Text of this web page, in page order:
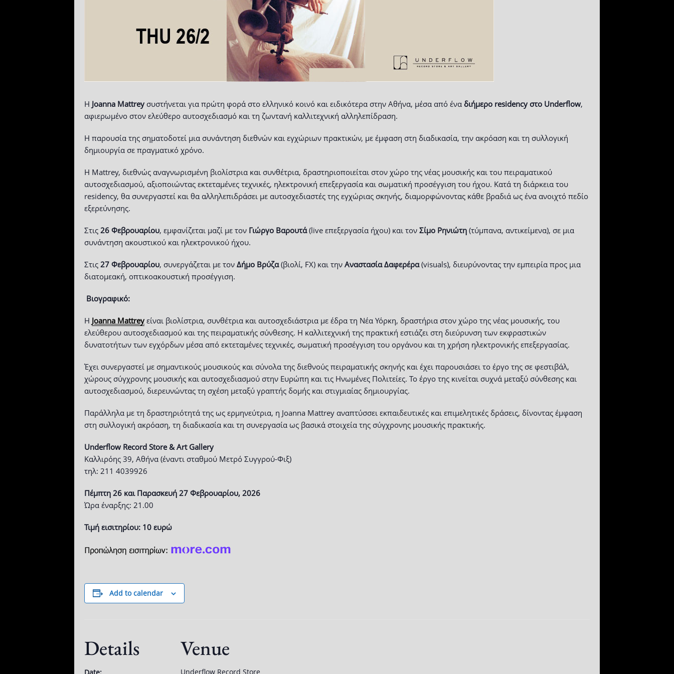
Η Joanna Mattreyσυστήνεται για πρώτη φορά στο ελληνικό κοινό και ειδικότερα στην Αθήνα, μέσα από ένα διήμερο residencyστο Underflow,
αφιερωμένο στον ελεύθερο αυτοσχεδιασμό και τη ζωντανή καλλιτεχνική αλληλεπίδραση.
Η παρουσία της σηματοδοτεί μια συνάντηση διεθνών και εγχώριων πρακτικών, με έμφαση στη διαδικασία, την ακρόαση και τη συλλογική
δημιουργία σε πραγματικό χρόνο.
Η Mattrey, διεθνώς αναγνωρισμένη βιολίστρια και συνθέτρια, δραστηριοποιείται στον χώρο της νέας μουσικής και του πειραματικού
αυτοσχεδιασμού, αξιοποιώντας εκτεταμένες τεχνικές, ηλεκτρονική επεξεργασία και σωματική προσέγγιση του ήχου. Κατά τη διάρκεια του
residency, θα συνεργαστεί και θα αλληλεπιδράσει με αυτοσχεδιαστές της εγχώριας σκηνής, διαμορφώνοντας κάθε βραδιά ως ένα ανοιχτό πεδίο
εξερεύνησης.
Στις 26 Φεβρουαρίου, εμφανίζεται μαζί με τον Γιώργο Βαρουτά(live επεξεργασία ήχου) και τον Σίμο Ρηνιώτη (τύμπανα, αντικείμενα), σε μια
συνάντηση ακουστικού και ηλεκτρονικού ήχου.
Στις 27 Φεβρουαρίου, συνεργάζεται με τον Δήμο Βρύζα(βιολί, FX) και την Αναστασία Δαφερέρα(visuals), διευρύνοντας την εμπειρία προς μια
διατομεακή, οπτικοακουστική προσέγγιση.
Βιογραφικό:
Η Joanna Mattrey είναι βιoλίστρια, συνθέτρια και αυτοσχεδιάστρια με έδρα τη Νέα Υόρκη, δραστήρια στον χώρο της νέας μουσικής, του
ελεύθερου αυτοσχεδιασμού και της πειραματικής σύνθεσης. Η καλλιτεχνική της πρακτική εστιάζει στη διεύρυνση των εκφραστικών
δυνατοτήτων των εγχόρδων μέσα από εκτεταμένες τεχνικές, σωματική προσέγγιση του οργάνου και τη χρήση ηλεκτρονικής επεξεργασίας.
Έχει συνεργαστεί με σημαντικούς μουσικούς και σύνολα της διεθνούς πειραματικής σκηνής και έχει παρουσιάσει το έργο της σε φεστιβάλ,
χώρους σύγχρονης μουσικής και αυτοσχεδιασμού στην Ευρώπη και τις Ηνωμένες Πολιτείες. Το έργο της κινείται συχνά μεταξύ σύνθεσης και
αυτοσχεδιασμού, διερευνώντας τη σχέση μεταξύ γραπτής δομής και στιγμιαίας δημιουργίας.
Παράλληλα με τη δραστηριότητά της ως ερμηνεύτρια, η Joanna Mattrey αναπτύσσει εκπαιδευτικές και επιμελητικές δράσεις, δίνοντας έμφαση
στη συλλογική ακρόαση, τη διαδικασία και τη συνεργασία ως βασικά στοιχεία της σύγχρονης μουσικής πρακτικής.
Underflow Record Store&Art Gallery
Καλλιρόης 39, Αθήνα (έναντι σταθμού Μετρό Συγγρού-Φιξ)
τηλ: 211 4039926
Πέμπτη 26 και Παρασκευή 27 Φεβρουαρίου, 2026
Ώρα έναρξης: 21.00
Τιμή εισιτηρίου: 10 ευρώ
Add to calendar
Details Venue
Underflow Record Store